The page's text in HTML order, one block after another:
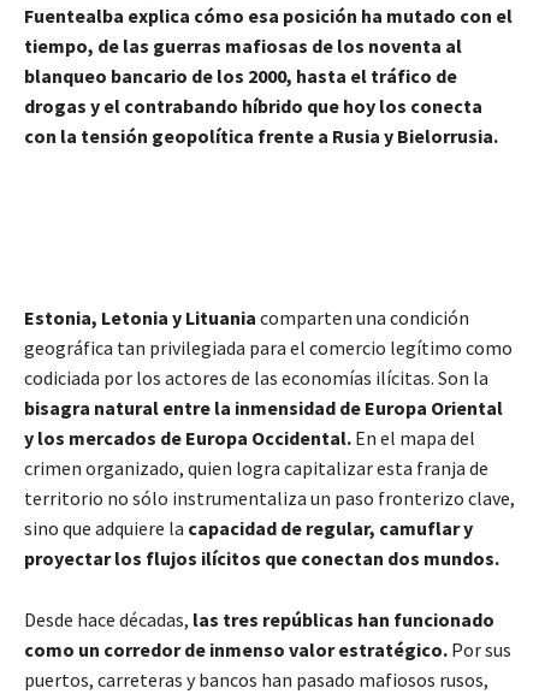
Fuentealba explica cómo esa posición ha mutado con el
tiempo, de las guerras mafiosas de los noventa al
blanqueo bancario de los 2000, hasta el tráfico de
drogas y el contrabando híbrido que hoy los conecta
con la tensión geopolítica frente a Rusia y Bielorrusia.
Estonia, Letonia y Lituania comparten una condición
geográfica tan privilegiada para el comercio legítimo como
codiciada por los actores de las economías ilícitas. Son la
bisagra natural entre la inmensidad de Europa Oriental
y los mercados de Europa Occidental. En el mapa del
crimen organizado, quien logra capitalizar esta franja de
territorio no sólo instrumentaliza un paso fronterizo clave,
sino que adquiere la capacidad de regular, camuflar y
proyectar los flujos ilícitos que conectan dos mundos.
Desde hace décadas, las tres repúblicas han funcionado
como un corredor de inmenso valor estratégico. Por sus
puertos, carreteras y bancos han pasado mafiosos rusos,